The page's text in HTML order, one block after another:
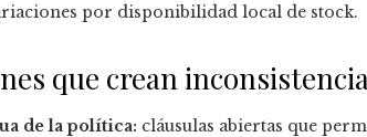
por disponibilidad local de stock.
que crean
de la política: cláusulas abiertas que